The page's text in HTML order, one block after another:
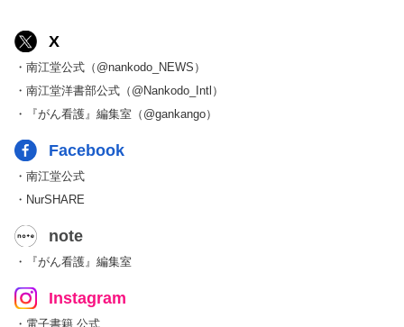
X
・南江堂公式（@nankodo_NEWS）
・南江堂洋書部公式（@Nankodo_Intl）
・『がん看護』編集室（@gankango）
Facebook
・南江堂公式
・NurSHARE
note
・『がん看護』編集室
Instagram
・電子書籍 公式